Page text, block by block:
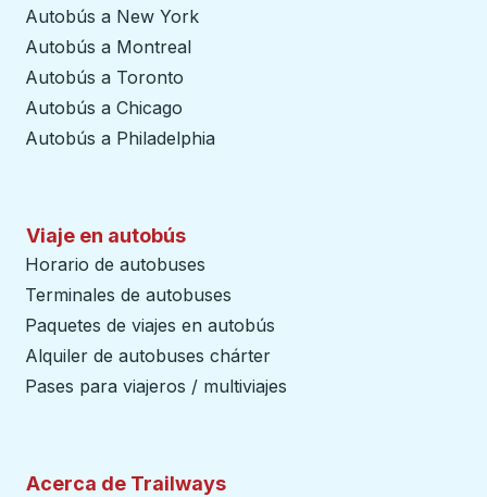
Autobús a New York
Autobús a Montreal
Autobús a Toronto
Autobús a Chicago
Autobús a Philadelphia
Viaje en autobús
Horario de autobuses
Terminales de autobuses
Paquetes de viajes en autobús
Alquiler de autobuses chárter
Pases para viajeros / multiviajes
Acerca de Trailways